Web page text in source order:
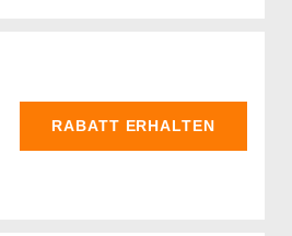
RABATT ERHALTEN